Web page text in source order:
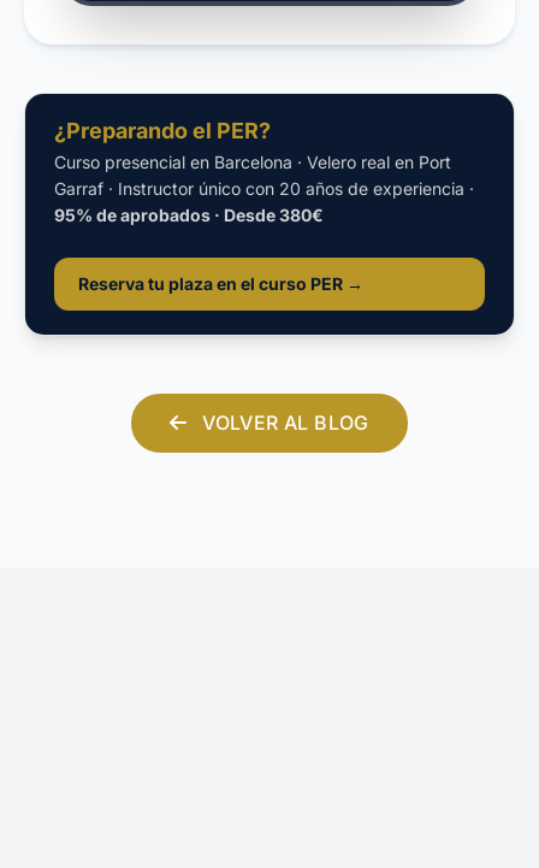
¿Preparando el PER?
Curso presencial en Barcelona · Velero real en Port
Garraf · Instructor único con 20 años de experiencia ·
95% de aprobados · Desde 380€
Reserva tu plaza en el curso PER →
VOLVER AL BLOG